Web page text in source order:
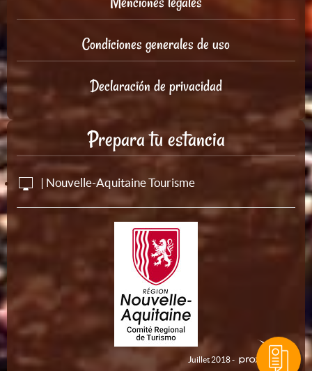
Condiciones generales de uso
Declaración de privacidad
Prepara tu estancia
| Nouvelle-Aquitaine Tourisme
Juillet 2018 -